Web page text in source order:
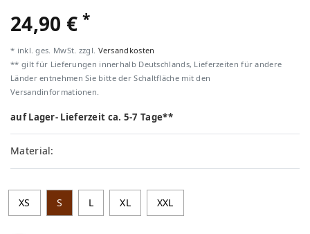
24,90 €*
* inkl. ges. MwSt. zzgl. Versandkosten
** gilt für Lieferungen innerhalb Deutschlands, Lieferzeiten für andere
Länder entnehmen Sie bitte der Schaltfläche mit den
Versandinformationen.
auf Lager- Lieferzeit ca. 5-7 Tage**
Material:
XS S L XL XXL